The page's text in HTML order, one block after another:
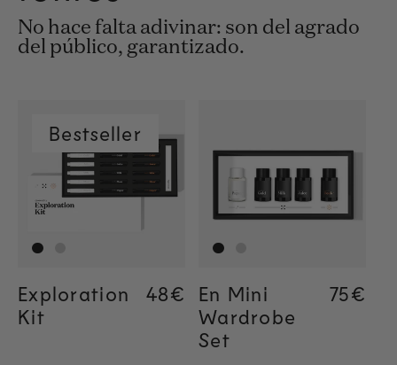
No hace falta adivinar: son del agrado
del público, garantizado.
Bestseller
Exploration
Kit
Regular price
48€
Regular price
48€
En Mini
Wardrobe
Set
75€